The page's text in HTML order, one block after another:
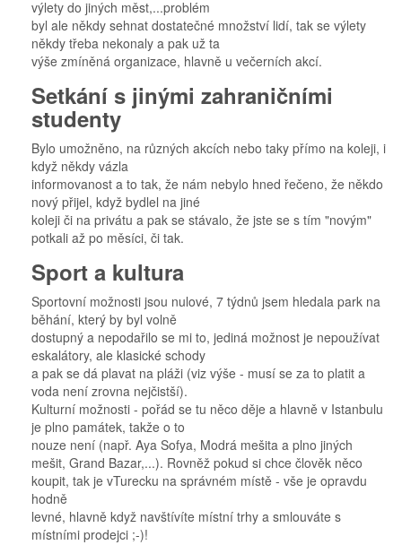
výlety do jiných měst,...problém
byl ale někdy sehnat dostatečné množství lidí, tak se výlety
někdy třeba nekonaly a pak už ta
výše zmíněná organizace, hlavně u večerních akcí.
Setkání s jinými zahraničními
studenty
Bylo umožněno, na různých akcích nebo taky přímo na koleji, i
když někdy vázla
informovanost a to tak, že nám nebylo hned řečeno, že někdo
nový přijel, když bydlel na jiné
koleji či na privátu a pak se stávalo, že jste se s tím "novým"
potkali až po měsíci, či tak.
Sport a kultura
Sportovní možnosti jsou nulové, 7 týdnů jsem hledala park na
běhání, který by byl volně
dostupný a nepodařilo se mi to, jediná možnost je nepoužívat
eskalátory, ale klasické schody
a pak se dá plavat na pláži (viz výše - musí se za to platit a
voda není zrovna nejčistší).
Kulturní možnosti - pořád se tu něco děje a hlavně v Istanbulu
je plno památek, takže o to
nouze není (např. Aya Sofya, Modrá mešita a plno jiných
mešit, Grand Bazar,...). Rovněž pokud si chce člověk něco
koupit, tak je vTurecku na správném místě - vše je opravdu
hodně
levné, hlavně když navštívíte místní trhy a smlouváte s
místními prodejci ;-)!